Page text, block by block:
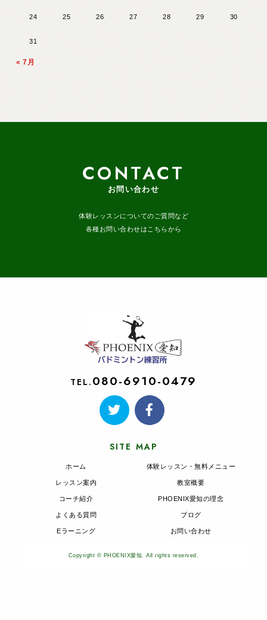
24 25 26 27 28 29 30
31
« 7月
CONTACT
お問い合わせ
体験レッスンについてのご質問など
各種お問い合わせはこちらから
TEL. 080-6910-0479
SITE MAP
ホーム
レッスン案内
コーチ紹介
よくある質問
Eラーニング
体験レッスン・無料メニュー
教室概要
PHOENIX愛知の理念
ブログ
お問い合わせ
Copyright © PHOENIX愛知. All rights reserved.